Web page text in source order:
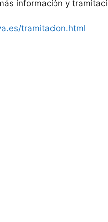
información y
tramitacion.html